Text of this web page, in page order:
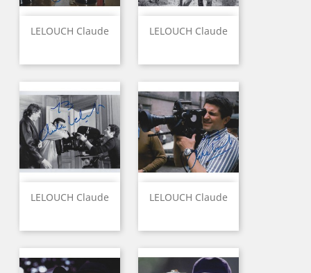
LELOUCH Claude LELOUCH Claude
LELOUCH Claude LELOUCH Claude